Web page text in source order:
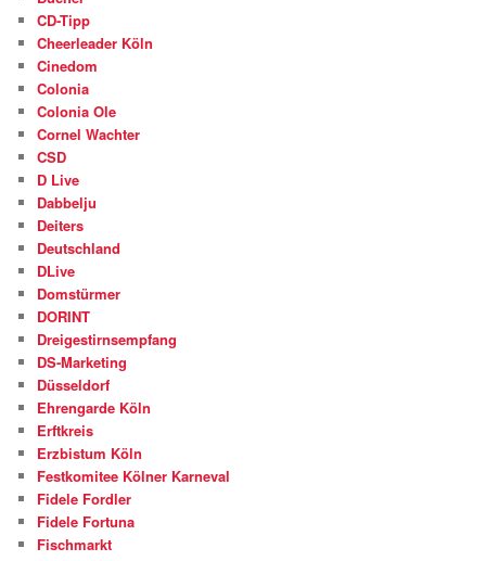
CD-Tipp
Cheerleader Köln
Cinedom
Colonia
Colonia Ole
Cornel Wachter
CSD
D Live
Dabbelju
Deiters
Deutschland
DLive
Domstürmer
DORINT
Dreigestirnsempfang
DS-Marketing
Düsseldorf
Ehrengarde Köln
Erftkreis
Erzbistum Köln
Festkomitee Kölner Karneval
Fidele Fordler
Fidele Fortuna
Fischmarkt